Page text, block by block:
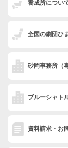
養成所につい
全国の劇団ひ
砂岡事務所 （
ブルーシャト
資料請求・お